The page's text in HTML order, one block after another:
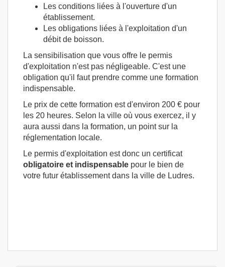
Les conditions liées à l'ouverture d'un
établissement.
Les obligations liées à l'exploitation d'un
débit de boisson.
La sensibilisation que vous offre le permis
d'exploitation n'est pas négligeable. C'est une
obligation qu'il faut prendre comme une formation
indispensable.
Le prix de cette formation est d'environ 200 € pour
les 20 heures. Selon la ville où vous exercez, il y
aura aussi dans la formation, un point sur la
réglementation locale.
Le permis d'exploitation est donc un certificat
obligatoire et indispensable pour le bien de
votre futur établissement dans la ville de Ludres.